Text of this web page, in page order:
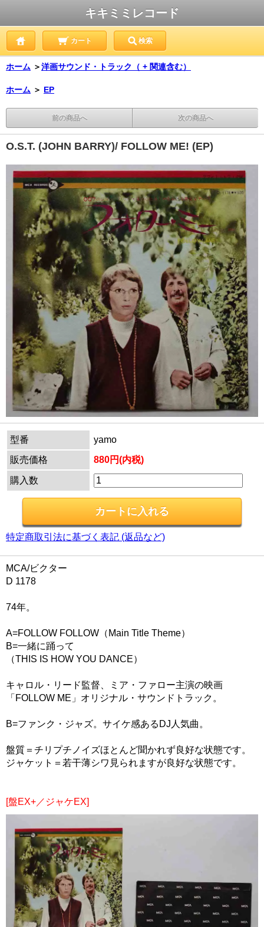
キキミミレコード
カート 検索
ホーム ＞洋画サウンド・トラック（ + 関連含む）
ホーム ＞ EP
前の商品へ 次の商品へ
O.S.T. (JOHN BARRY)/ FOLLOW ME! (EP)
型番
yamo
販売価格
880円(内税)
購入数
特定商取引法に基づく表記 (返品など)
MCA/ビクター
D 1178
74年。
A=FOLLOW FOLLOW（Main Title Theme）
B=一緒に踊って
（THIS IS HOW YOU DANCE）
キャロル・リード監督、ミア・ファロー主演の映画
「FOLLOW ME」オリジナル・サウンドトラック。
B=ファンク・ジャズ。サイケ感あるDJ人気曲。
盤質＝チリプチノイズほとんど聞かれず良好な状態です。
ジャケット＝若干薄シワ見られますが良好な状態です。
[盤EX+／ジャケEX]